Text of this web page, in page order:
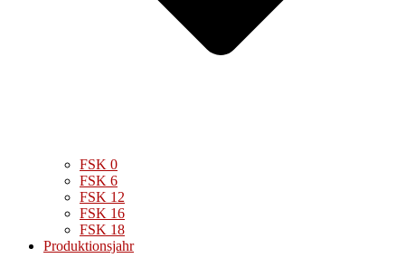
FSK 0
FSK 6
FSK 12
FSK 16
FSK 18
Produktionsjahr